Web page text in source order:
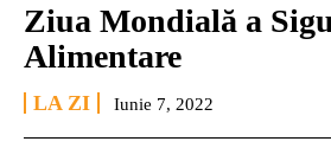
Ziua Mondială a
Alimentare
LA ZI Iunie 7, 2022